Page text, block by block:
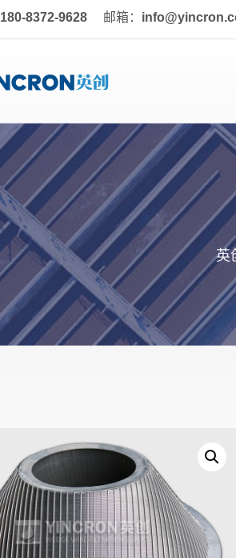
180-8372-9628 邮箱：
英